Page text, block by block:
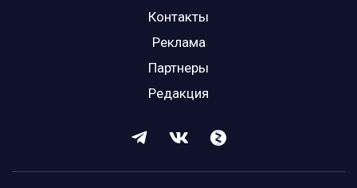
Контакты
Реклама
Партнеры
Редакция